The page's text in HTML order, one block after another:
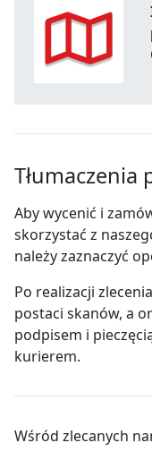
Tłumaczenia
Aby wycenić i
skorzystać z
należy zaznaczyć
Po realizacji
postaci skanów, a
podpisem i
kurierem.
Wśród zlecanych